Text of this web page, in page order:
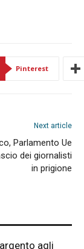
Pinterest
Next article
Parlamento Ue
dei giornalisti
in prigione
agli